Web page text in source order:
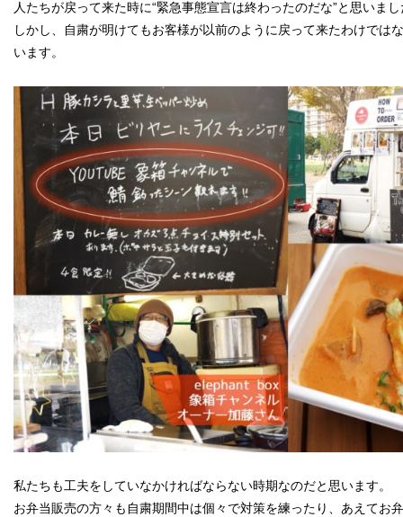
人たちが戻って来た時に“緊急事態宣言は終わったのだな”と思いま
しかし、自粛が明けてもお客様が以前のように戻って来たわけでは
います。
私たちも工夫をしていなかければならない時期なのだと思います。
お弁当販売の方々も自粛期間中は個々で対策を練ったり、あえてお